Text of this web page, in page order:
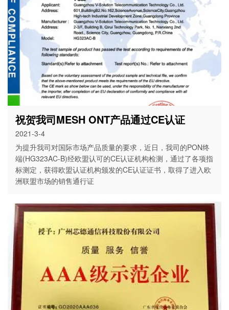
祝贺我司MESH ONT产品通过CE认证
2021-3-4
为提升我司对国际市场产品质量的要求，近日，我司的PON终
端(HG323AC-B)经欧盟认可的CE认证机构检测，通过了各项指
标测定，获得欧盟认证机构颁发的CE认证证书，取得了进入欧
洲联盟市场的销售通行证